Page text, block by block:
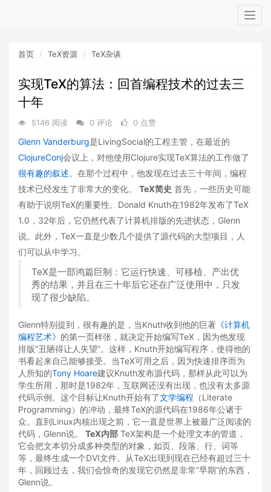
首页 TeX资源 TeX杂谈
实现TeX的算法：回首编程技术的过去三
十年
5146 阅读 0 评论 0 点赞
Glenn Vanderburg是LivingSocial的工程主管，在最近的
ClojureConj会议上，对他使用Clojure实现TeX算法的工作做了
很有趣的叙述。在那个过程中，他发现在过去三十年间，编程
技术已经发生了非常大的变化。 TeX简史 首先，一些历史可能
有助于说明TeX的重要性。Donald Knuth在1982年发布了TeX
1.0，32年后，它仍然代表了计算机排版的先进状态，Glenn
说。此外，TeX一直是少数几个提供了源代码的大型项目，人
们可以从中学习。
TeX是一部鸿篇巨制：它运行快速、可移植、产出优
秀的结果，并且在三十年后它还在广泛使用中，只发
现了很少缺陷。
Glenn特别提到，很有趣的是，当Knuth收到他的巨著 《计算机
编程艺术》 的第一页样张，就决定开始编写TeX，因为他发现
排版“丑陋得让人失望”。这样，Knuth开始编写程序，使得他的
书看起来自己能够接受。当TeX可用之后，因为快速排序而为
人所知的Tony Hoare建议Knuth发布源代码，那样从此可以为
学生所用，那时是1982年，互联网还没有出现，也没有太多源
代码示例。这个目标让Knuth开始有了文学编程 （Literate
Programming）的冲动，最终TeX的源代码在1986年公诸于
众。直到Linux内核出现之前，它一直是世界上被最广泛阅读的
代码，Glenn说。 TeX内部 TeX架构是一个处理文本的管道，
它会把文本切分成多种类型的对象，如页、段落、行、词等
等，最终生成一个DVI文件。从TeX出现到现在已经有超过三十
年，回顾过去，我们会惊奇的发现它仍然是非常“早期”的东西，
Glenn说。